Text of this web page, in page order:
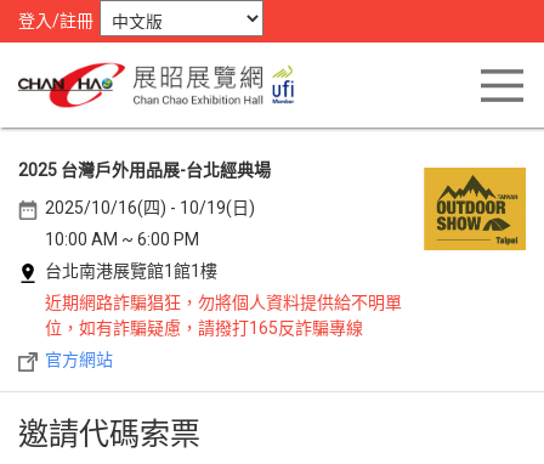
登入/註冊
2025 台灣戶外用品展-台北經典場
2025/10/16(四) - 10/19(日)
10:00 AM ~ 6:00 PM
台北南港展覽館1館1樓
近期網路詐騙猖狂，勿將個人資料提供給不明單
位，如有詐騙疑慮，請撥打165反詐騙專線
官方網站
邀請代碼索票